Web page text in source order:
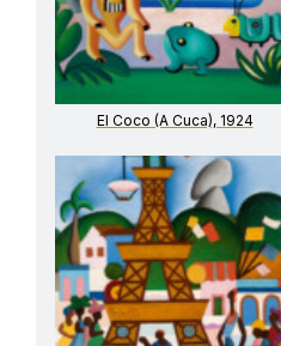
El Coco (A Cuca), 1924